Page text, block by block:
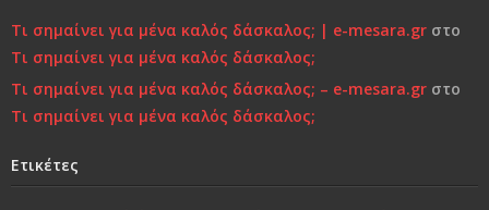
Κάτι τελειώνει, μέρα με τη μέρα… Μήπως είναι πια πολύ
αργά;»…
Χτίζοντας την Ψυχική Ανθεκτικότητα στους «Ύποπτους»
Φιλοσοφική και Κριτική Προσέγγιση
Τι σημαίνει για μένα καλός δάσκαλος; | e-mesara.gr στο
Τι σημαίνει για μένα καλός δάσκαλος;
Τι σημαίνει για μένα καλός δάσκαλος; – e-mesara.gr στο
Τι σημαίνει για μένα καλός δάσκαλος;
Ετικέτες